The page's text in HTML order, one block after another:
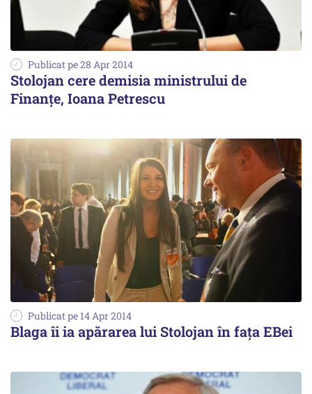
Publicat pe 28 Apr 2014
Stolojan cere demisia ministrului de
Finanțe, Ioana Petrescu
Publicat pe 14 Apr 2014
Blaga îi ia apărarea lui Stolojan în fața EBei